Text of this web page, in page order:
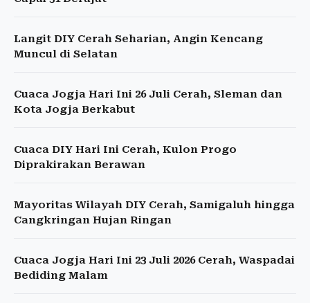
Langit DIY Cerah Seharian, Angin Kencang
Muncul di Selatan
Cuaca Jogja Hari Ini 26 Juli Cerah, Sleman dan
Kota Jogja Berkabut
Cuaca DIY Hari Ini Cerah, Kulon Progo
Diprakirakan Berawan
Mayoritas Wilayah DIY Cerah, Samigaluh hingga
Cangkringan Hujan Ringan
Cuaca Jogja Hari Ini 23 Juli 2026 Cerah, Waspadai
Bediding Malam